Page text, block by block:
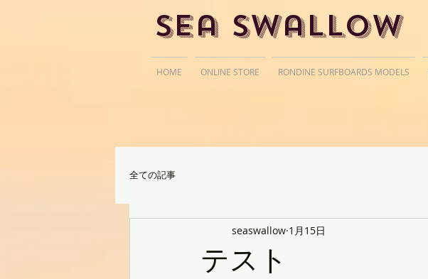
Sea Swallow
全ての記事
テスト
seaswallow 1月15日
HOME ONLINE STORE RONDINE SURFBOARDS MODELS